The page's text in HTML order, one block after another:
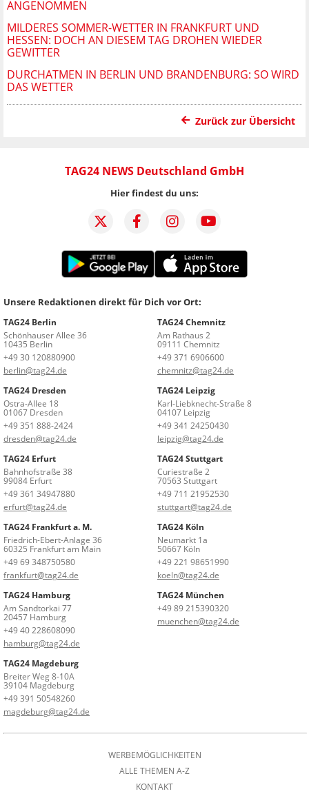
ANGENOMMEN
MILDERES SOMMER-WETTER IN FRANKFURT UND
HESSEN: DOCH AN DIESEM TAG DROHEN WIEDER
GEWITTER
DURCHATMEN IN BERLIN UND BRANDENBURG: SO WIRD
DAS WETTER
Zurück zur Übersicht
TAG24 NEWS Deutschland GmbH
Hier findest du uns:
Unsere Redaktionen direkt für Dich vor Ort:
TAG24 Berlin
Schönhauser Allee 36
10435 Berlin
+49 30 120880900
berlin@tag24.de
TAG24 Chemnitz
Am Rathaus 2
09111 Chemnitz
+49 371 6906600
chemnitz@tag24.de
TAG24 Dresden
Ostra-Allee 18
01067 Dresden
+49 351 888-2424
dresden@tag24.de
TAG24 Leipzig
Karl-Liebknecht-Straße 8
04107 Leipzig
+49 341 24250430
leipzig@tag24.de
TAG24 Erfurt
Bahnhofstraße 38
99084 Erfurt
+49 361 34947880
erfurt@tag24.de
TAG24 Stuttgart
Curiestraße 2
70563 Stuttgart
+49 711 21952530
stuttgart@tag24.de
TAG24 Frankfurt a. M.
Friedrich-Ebert-Anlage 36
60325 Frankfurt am Main
+49 69 348750580
frankfurt@tag24.de
TAG24 Köln
Neumarkt 1a
50667 Köln
+49 221 98651990
koeln@tag24.de
TAG24 Hamburg
Am Sandtorkai 77
20457 Hamburg
+49 40 228608090
hamburg@tag24.de
TAG24 München
+49 89 215390320
muenchen@tag24.de
TAG24 Magdeburg
Breiter Weg 8-10A
39104 Magdeburg
+49 391 50548260
magdeburg@tag24.de
WERBEMÖGLICHKEITEN
ALLE THEMEN A-Z
KONTAKT